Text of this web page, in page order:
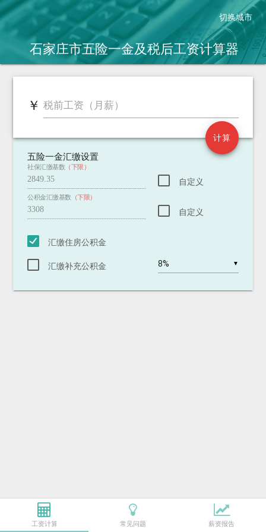
切换城市
石家庄市五险一金及税后工资计算器
￥ 税前工资（月薪）
计算
￥ 税后工资（2018.10.1新税法）
2011.9.1老税法 税后：
新税法到手工资增加：
五险一金汇缴设置
社保汇缴基数 （下限）
自定义
公积金汇缴基数 （下限）
自定义
汇缴住房公积金
汇缴补充公积金 ▼
工资计算 常见问题 薪资报告